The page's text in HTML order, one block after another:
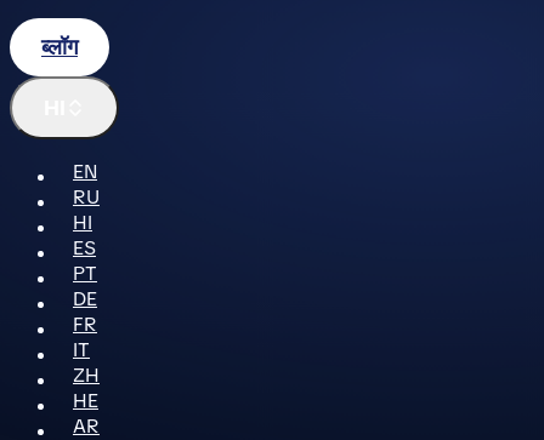
ब्लॉग
EN
RU
HI
ES
PT
DE
FR
IT
ZH
HE
AR